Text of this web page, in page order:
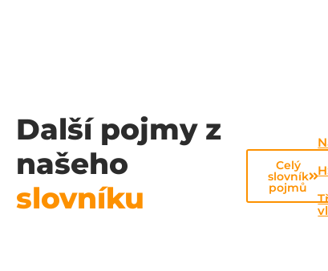
Další pojmy z
našeho
slovníku
Celý
slovník
pojmů